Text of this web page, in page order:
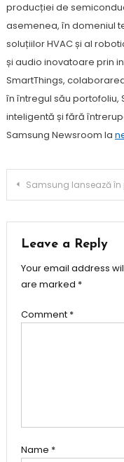
producției de
asemenea, în domeniul
soluțiilor HVAC și al
și audio inovatoare prin
SmartThings,
în întregul său
inteligentă și fără
Samsung Newsroom la
Post
navigation
Samsung lansează în premieră mondială Micro RGB, stabilind un nou standard pentru
Leave a Reply
Your email address
are marked *
Comment *
Name *